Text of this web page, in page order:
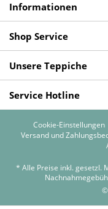
Informationen
Shop Service
Unsere Teppiche
Service Hotline
Cookie-Einstellungen
Versand und
* Alle Preise inkl. gesetzl.
©